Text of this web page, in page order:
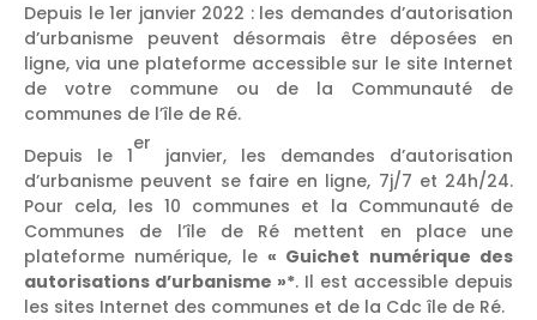
Depuis le 1er janvier 2022 : les demandes d’autorisation
d’urbanisme peuvent désormais être déposées en
ligne, via une plateforme accessible sur le site Internet
de votre commune ou de la Communauté de
communes de l’île de Ré.
Depuis le 1
er
janvier, les demandes d’autorisation
d’urbanisme peuvent se faire en ligne, 7j/7 et 24h/24.
Pour cela, les 10 communes et la Communauté de
Communes de l’île de Ré mettent en place une
plateforme numérique, le « Guichet numérique des
autorisations d’urbanisme »*. Il est accessible depuis
les sites Internet des communes et de la Cdc île de Ré.